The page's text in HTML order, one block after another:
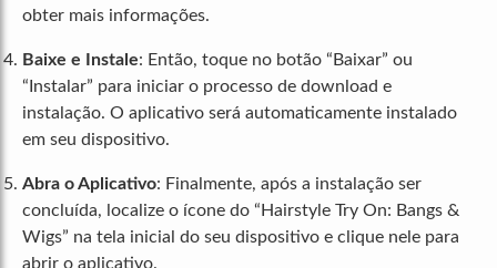
obter mais informações.
Baixe e Instale: Então, toque no botão “Baixar” ou
“Instalar” para iniciar o processo de download e
instalação. O aplicativo será automaticamente instalado
em seu dispositivo.
Abra o Aplicativo: Finalmente, após a instalação ser
concluída, localize o ícone do “Hairstyle Try On: Bangs &
Wigs” na tela inicial do seu dispositivo e clique nele para
abrir o aplicativo.